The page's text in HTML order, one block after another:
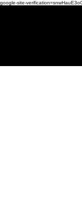
google-site-